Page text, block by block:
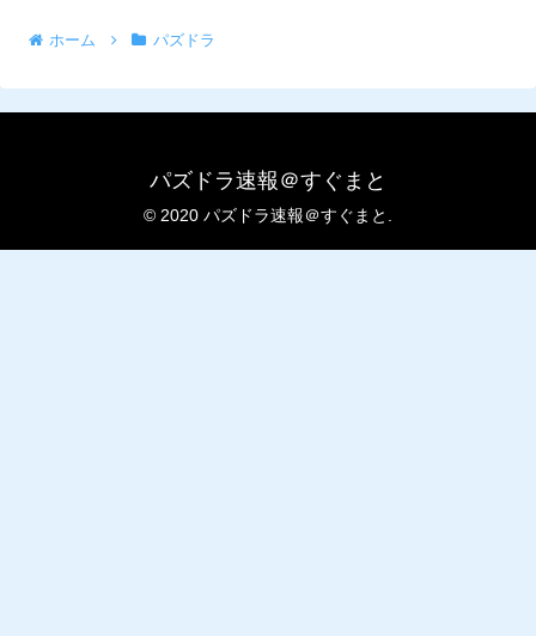
ホーム パズドラ
パズドラ速報＠すぐまと
© 2020 パズドラ速報＠すぐまと.